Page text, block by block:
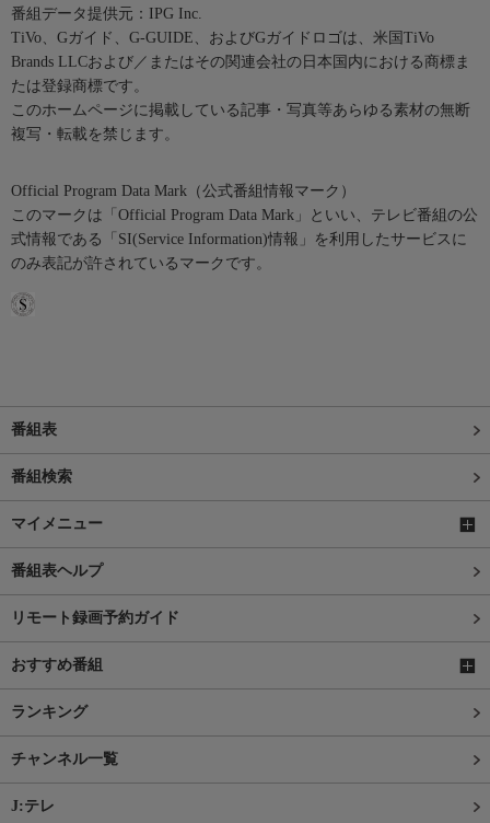
番組データ提供元：IPG Inc.
TiVo、Gガイド、G-GUIDE、およびGガイドロゴは、米国TiVo
Brands LLCおよび／またはその関連会社の日本国内における商標ま
たは登録商標です。
このホームページに掲載している記事・写真等あらゆる素材の無断
複写・転載を禁じます。
Official Program Data Mark（公式番組情報マーク）
このマークは「Official Program Data Mark」といい、テレビ番組の公
式情報である「SI(Service Information)情報」を利用したサービスに
のみ表記が許されているマークです。
番組表
番組検索
マイメニュー
番組表ヘルプ
リモート録画予約ガイド
おすすめ番組
ランキング
チャンネル一覧
J:テレ